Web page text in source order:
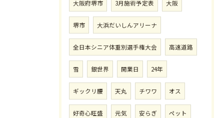
大阪府堺市 3月施術予定表 大阪
堺市 大浜だいしんアリーナ
全日本シニア体重別選手権大会 高速道路
雪 銀世界 開業日 24年
ギックリ腰 天丸 チワワ オス
好奇心旺盛 元気 安らぎ ペット